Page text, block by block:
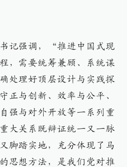
记强调，“推进中国式现
，需要统筹兼顾、系统谋
处理好顶层设计与实践探
正与创新、效率与公平、
强与对外开放等一系列重
大关系既辩证统一又一脉
脚踏实地，充分体现了马
思想方法，是我们党对推